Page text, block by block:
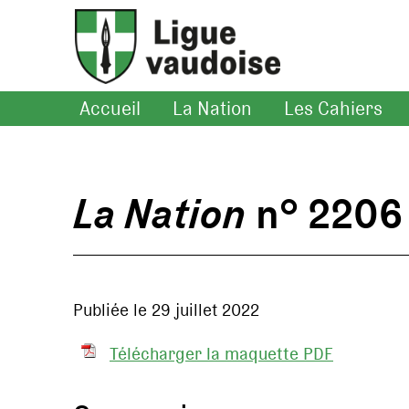
Accueil La Nation Les Cahiers
La Nation n° 2206
Publiée le 29 juillet 2022
Télécharger la maquette PDF